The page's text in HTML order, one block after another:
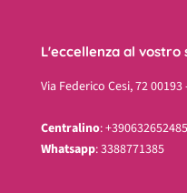
L'eccellenza al vostro
Via Federico Cesi, 72 00193
Centralino: +390632652485
Whatsapp: 3388771385